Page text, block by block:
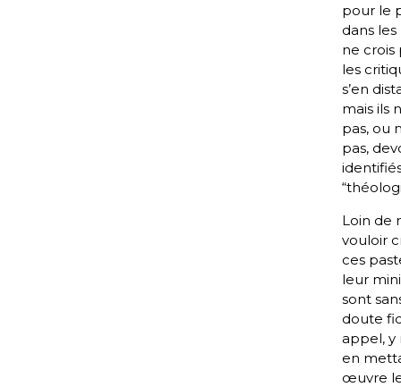
pour le
dans les
ne crois
les
s’en
mais ils
pas, ou
pas,
Loin de
vouloir
ces
leur
sont
doute
appel, y
en
œuvre